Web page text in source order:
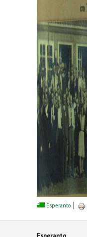
Esperanto